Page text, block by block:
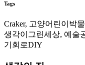
Tags
Craker, 고양어린이박
생각이그린세상, 예술
기회로DIY